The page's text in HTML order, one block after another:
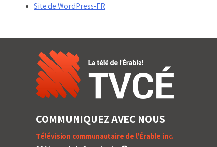
Site de WordPress-FR
COMMUNIQUEZ AVEC NOUS
Télévision communautaire de l'Érable inc.